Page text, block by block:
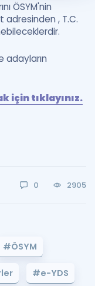
ÖSYM'nin
adresinden , T.C.
adayların
için tıklayınız.
0 2905
#ÖSYM
#e-YDS